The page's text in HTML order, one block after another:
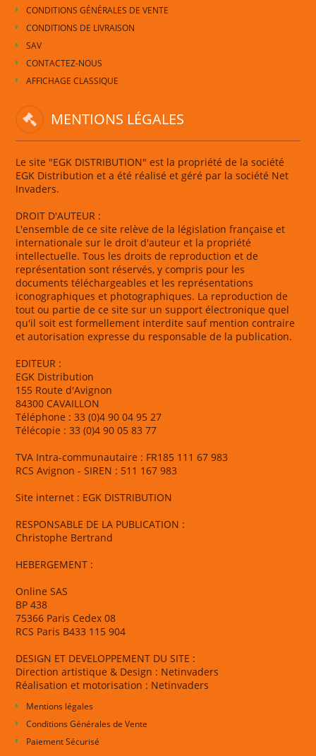
CONDITIONS GÉNÉRALES DE VENTE
CONDITIONS DE LIVRAISON
SAV
CONTACTEZ-NOUS
AFFICHAGE CLASSIQUE
MENTIONS LÉGALES
Le site "EGK DISTRIBUTION" est la propriété de la société
EGK Distribution et a été réalisé et géré par la société Net
Invaders.
DROIT D'AUTEUR :
L'ensemble de ce site relève de la législation française et
internationale sur le droit d'auteur et la propriété
intellectuelle. Tous les droits de reproduction et de
représentation sont réservés, y compris pour les
documents téléchargeables et les représentations
iconographiques et photographiques. La reproduction de
tout ou partie de ce site sur un support électronique quel
qu'il soit est formellement interdite sauf mention contraire
et autorisation expresse du responsable de la publication.
EDITEUR :
EGK Distribution
155 Route d'Avignon
84300 CAVAILLON
Téléphone : 33 (0)4 90 04 95 27
Télécopie : 33 (0)4 90 05 83 77
TVA Intra-communautaire : FR185 111 67 983
RCS Avignon - SIREN : 511 167 983
Site internet : EGK DISTRIBUTION
RESPONSABLE DE LA PUBLICATION :
Christophe Bertrand
HEBERGEMENT :
Online SAS
BP 438
75366 Paris Cedex 08
RCS Paris B433 115 904
DESIGN ET DEVELOPPEMENT DU SITE :
Direction artistique & Design : Netinvaders
Réalisation et motorisation : Netinvaders
Mentions légales
Conditions Générales de Vente
Paiement Sécurisé